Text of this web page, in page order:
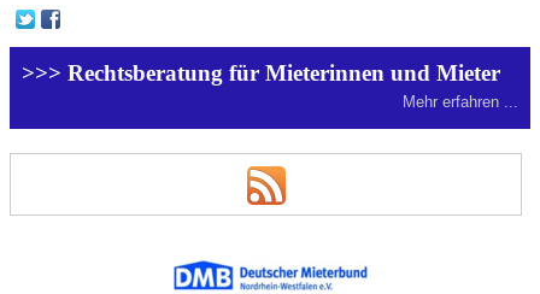
>>> Rechtsberatung für Mieterinnen und Mieter
Mehr erfahren ...